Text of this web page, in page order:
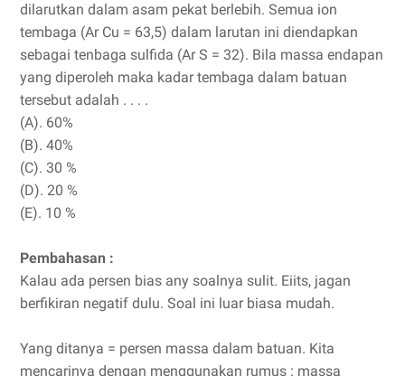
dilarutkan dalam asam pekat berlebih. Semua ion
tembaga (Ar Cu = 63,5) dalam larutan ini diendapkan
sebagai tenbaga sulfida (Ar S = 32). Bila massa endapan
yang diperoleh maka kadar tembaga dalam batuan
tersebut adalah . . . .
(A). 60%
(B). 40%
(C). 30 %
(D). 20 %
(E). 10 %
Pembahasan :
Kalau ada persen bias any soalnya sulit. Eiits, jagan
berfikiran negatif dulu. Soal ini luar biasa mudah.
Yang ditanya = persen massa dalam batuan. Kita
mencarinya dengan menggunakan rumus : massa